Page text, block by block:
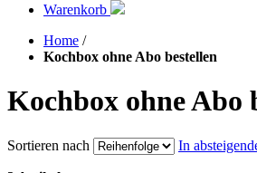
Warenkorb
Home /
Kochbox ohne Abo bestellen
Kochbox ohne Abo
Sortieren nach In